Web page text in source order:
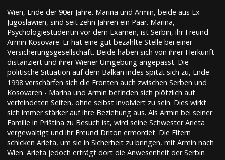
Wien, Ende der 90er Jahre. Marina und Armin, beide aus Ex-
Jugoslawien, sind seit zehn Jahren ein Paar. Marina,
Psychologiestudentin vor dem Examen, ist Serbin, ihr Freund
Armin Kosovare. Er hat eine gut bezahlte Stelle bei einer
Versicherungsgesellschaft. Beide haben sich von ihrer Herkunft
distanziert und ihrer Wiener Umgebung angepasst. Die
politische Situation auf dem Balkan indes spitzt sich zu, Ende
1998 verschärfen sich die Fronten auch zwischen Serben und
Kosovaren - Marina und Armin befinden sich plötzlich auf
verfeindeten Seiten, ohne selbst involviert zu sein. Dies wirkt
sich immer stärker auf ihre Beziehung aus. Als Armin bei seiner
Familie in Priština zu Besuch ist, wird seine Schwester Arieta
vergewaltigt und ihr Freund Driton ermordet. Die Eltern
schicken Arieta, um sie in Sicherheit zu bringen, mit Armin nach
Wien. Arieta jedoch erträgt dort die Anwesenheit der Serbin